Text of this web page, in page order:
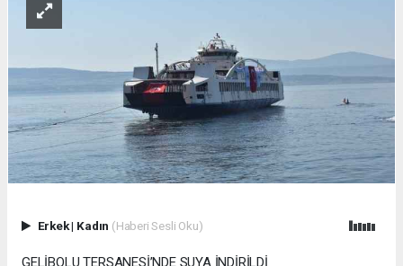
Erkek| Kadın (Haberi Sesli Oku)
GELİBOLU TERSANESİ’NDE SUYA İNDİRİLDİ